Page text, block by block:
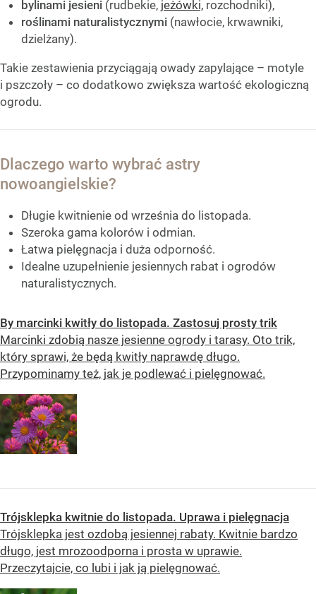
bylinami jesieni (rudbekie, jeżówki, rozchodniki),
roślinami naturalistycznymi (nawłocie, krwawniki,
dzielżany).
Takie zestawienia przyciągają owady zapylające – motyle
i pszczoły – co dodatkowo zwiększa wartość ekologiczną
ogrodu.
Dlaczego warto wybrać astry
nowoangielskie?
Długie kwitnienie od września do listopada.
Szeroka gama kolorów i odmian.
Łatwa pielęgnacja i duża odporność.
Idealne uzupełnienie jesiennych rabat i ogrodów
naturalistycznych.
By marcinki kwitły do listopada. Zastosuj prosty trik
Marcinki zdobią nasze jesienne ogrody i tarasy. Oto trik,
który sprawi, że będą kwitły naprawdę długo.
Przypominamy też, jak je podlewać i pielęgnować.
Trójsklepka kwitnie do listopada. Uprawa i pielęgnacja
Trójsklepka jest ozdobą jesiennej rabaty. Kwitnie bardzo
długo, jest mrozoodporna i prosta w uprawie.
Przeczytajcie, co lubi i jak ją pielęgnować.